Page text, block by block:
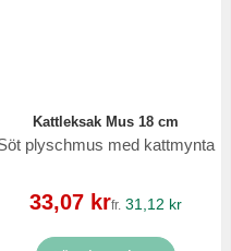
Kattleksak Mus 18 cm
plyschmus med kattmynta
Reapris
33,07 krfr. 31,12 kr